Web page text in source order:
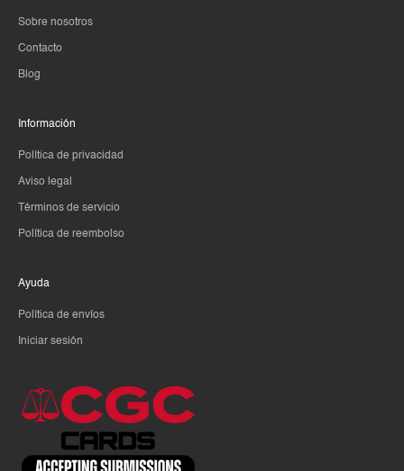
Sobre nosotros
Contacto
Blog
Información
Política de privacidad
Aviso legal
Términos de servicio
Política de reembolso
Ayuda
Política de envíos
Iniciar sesión